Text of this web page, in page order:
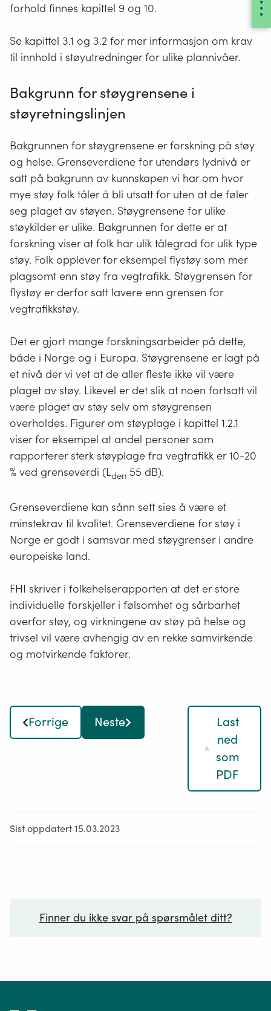
forhold finnes kapittel 9 og 10.
Se kapittel 3.1 og 3.2 for mer informasjon om krav
til innhold i støyutredninger for ulike plannivåer.
Bakgrunn for støygrensene i
støyretningslinjen
Bakgrunnen for støygrensene er forskning på støy
og helse. Grenseverdiene for utendørs lydnivå er
satt på bakgrunn av kunnskapen vi har om hvor
mye støy folk tåler å bli utsatt for uten at de føler
seg plaget av støyen. Støygrensene for ulike
støykilder er ulike. Bakgrunnen for dette er at
forskning viser at folk har ulik tålegrad for ulik type
støy. Folk opplever for eksempel flystøy som mer
plagsomt enn støy fra vegtrafikk. Støygrensen for
flystøy er derfor satt lavere enn grensen for
vegtrafikkstøy.
Det er gjort mange forskningsarbeider på dette,
både i Norge og i Europa. Støygrensene er lagt på
et nivå der vi vet at de aller fleste ikke vil være
plaget av støy. Likevel er det slik at noen fortsatt vil
være plaget av støy selv om støygrensen
overholdes. Figurer om støyplage i kapittel 1.2.1
viser for eksempel at andel personer som
rapporterer sterk støyplage fra vegtrafikk er 10-20
% ved grenseverdi (Lden 55 dB).
Grenseverdiene kan sånn sett sies å være et
minstekrav til kvalitet. Grenseverdiene for støy i
Norge er godt i samsvar med støygrenser i andre
europeiske land.
FHI skriver i folkehelserapporten at det er store
individuelle forskjeller i følsomhet og sårbarhet
overfor støy, og virkningene av støy på helse og
trivsel vil være avhengig av en rekke samvirkende
og motvirkende faktorer.
Forrige Neste
Last
ned
som
PDF
Sist oppdatert 15.03.2023
Finner du ikke svar på spørsmålet ditt?